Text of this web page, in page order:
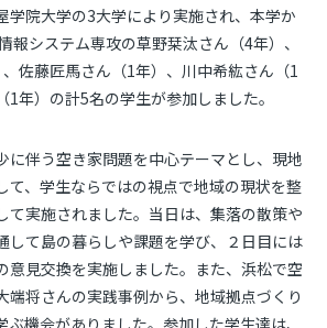
学院大学の3大学により実施され、本学か
報システム専攻の草野栞汰さん（4年）、
佐藤匠馬さん（1年）、川中希紘さん（1
年）の計5名の学生が参加しました。
伴う空き家問題を中心テーマとし、現地
て、学生ならではの視点で地域の現状を整
て実施されました。当日は、集落の散策や
して島の暮らしや課題を学び、２日目には
意見交換を実施しました。また、浜松で空
端将さんの実践事例から、地域拠点づくり
機会がありました。参加した学生達は、